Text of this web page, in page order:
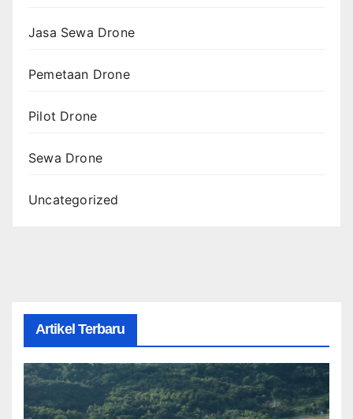
Jasa Sewa Drone
Pemetaan Drone
Pilot Drone
Sewa Drone
Uncategorized
Artikel Terbaru